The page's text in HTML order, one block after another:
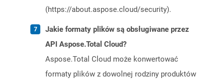
(https://about.aspose.cloud/security).
Jakie formaty plików są obsługiwane przez
API Aspose.Total Cloud?
Aspose.Total Cloud może konwertować
formaty plików z dowolnej rodziny produktów